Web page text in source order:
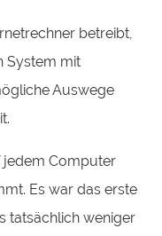
betreibt,
System mit
Auswege
jedem Computer
Es war das erste
tatsächlich weniger